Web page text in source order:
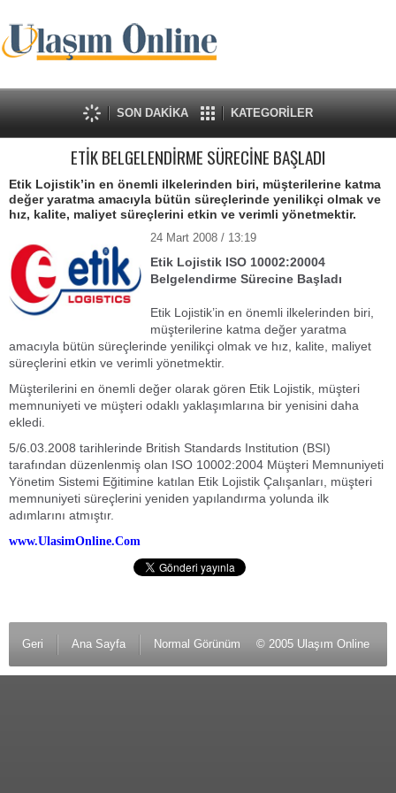
SON DAKİKA KATEGORİLER
ETİK BELGELENDİRME SÜRECİNE BAŞLADI
Etik Lojistik’in en önemli ilkelerinden biri, müşterilerine katma
değer yaratma amacıyla bütün süreçlerinde yenilikçi olmak ve
hız, kalite, maliyet süreçlerini etkin ve verimli yönetmektir.
24 Mart 2008 / 13:19
Etik Lojistik ISO 10002:20004
Belgelendirme Sürecine Başladı
Etik Lojistik’in en önemli ilkelerinden biri,
müşterilerine katma değer yaratma
amacıyla bütün süreçlerinde yenilikçi olmak ve hız, kalite, maliyet
süreçlerini etkin ve verimli yönetmektir.
Müşterilerini en önemli değer olarak gören Etik Lojistik, müşteri
memnuniyeti ve müşteri odaklı yaklaşımlarına bir yenisini daha
ekledi.
5/6.03.2008 tarihlerinde British Standards Institution (BSI)
tarafından düzenlenmiş olan ISO 10002:2004 Müşteri Memnuniyeti
Yönetim Sistemi Eğitimine katılan Etik Lojistik Çalışanları, müşteri
memnuniyeti süreçlerini yeniden yapılandırma yolunda ilk
adımlarını atmıştır.
www.UlasimOnline.Com
Geri Ana Sayfa Normal Görünüm © 2005 Ulaşım Online